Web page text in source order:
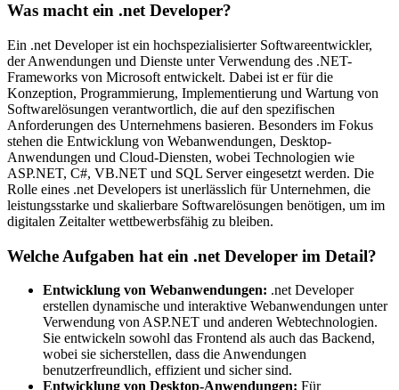
Was macht ein .net Developer?
Ein .net Developer ist ein hochspezialisierter Softwareentwickler,
der Anwendungen und Dienste unter Verwendung des .NET-
Frameworks von Microsoft entwickelt. Dabei ist er für die
Konzeption, Programmierung, Implementierung und Wartung von
Softwarelösungen verantwortlich, die auf den spezifischen
Anforderungen des Unternehmens basieren. Besonders im Fokus
stehen die Entwicklung von Webanwendungen, Desktop-
Anwendungen und Cloud-Diensten, wobei Technologien wie
ASP.NET, C#, VB.NET und SQL Server eingesetzt werden. Die
Rolle eines .net Developers ist unerlässlich für Unternehmen, die
leistungsstarke und skalierbare Softwarelösungen benötigen, um im
digitalen Zeitalter wettbewerbsfähig zu bleiben.
Welche Aufgaben hat ein .net Developer im Detail?
Entwicklung von Webanwendungen: .net Developer
erstellen dynamische und interaktive Webanwendungen unter
Verwendung von ASP.NET und anderen Webtechnologien.
Sie entwickeln sowohl das Frontend als auch das Backend,
wobei sie sicherstellen, dass die Anwendungen
benutzerfreundlich, effizient und sicher sind.
Entwicklung von Desktop-Anwendungen: Für